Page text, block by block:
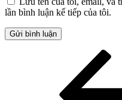
lần bình luận kế tiếp của tôi.